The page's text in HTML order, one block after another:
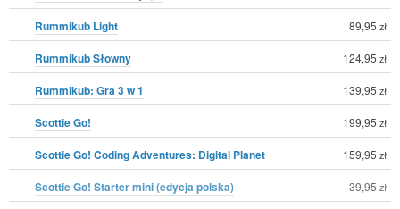
Rummikub Light 89,95 zł
Rummikub Słowny 124,95 zł
Rummikub: Gra 3 w 1 139,95 zł
Scottie Go! 199,95 zł
Scottie Go! Coding Adventures: Digital Planet 159,95 zł
Scottie Go! Starter mini (edycja polska) 39,95 zł